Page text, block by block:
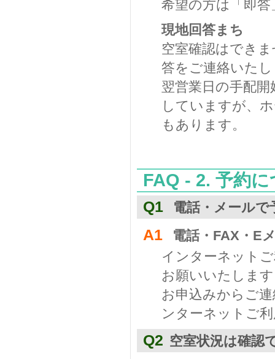
希望の方は「即
現地回答まち
空室確認はでき
答をご連絡いた
翌営業日の手配
していますが、
もあります。
FAQ - 2. 予約
Q1 電話・メール
A1
電話・FAX・E
インターネット
お願いいたしま
お申込みからご
ンターネットご
Q2 空室状況は確認